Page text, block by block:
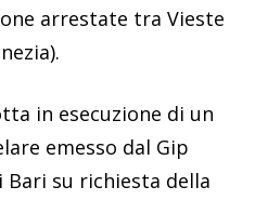
arrestate tra Vieste
in esecuzione di un
emesso dal Gip
su richiesta della